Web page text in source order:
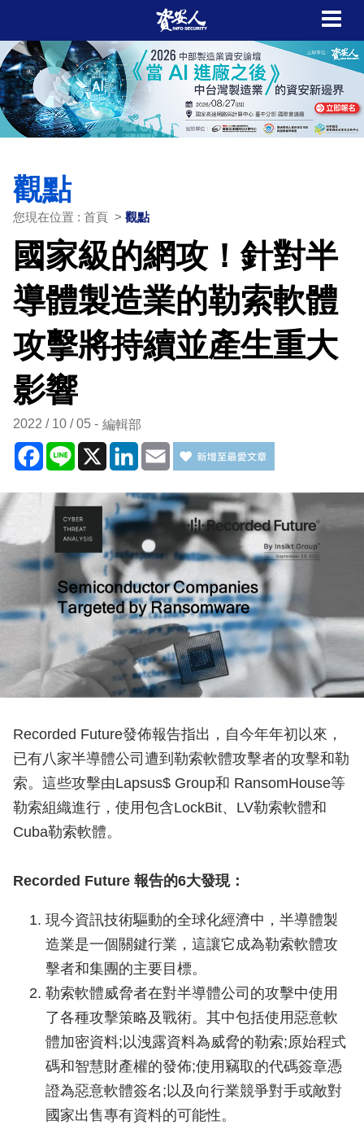
觀點
您現在位置 : 首頁 > 觀點
國家級的網攻！針對半
導體製造業的勒索軟體
攻擊將持續並產生重大
影響
2022 / 10 / 05 編輯部
Facebook
Line X LinkedIn
Email
Recorded Future發佈報告指出，自今年年初以來，
已有八家半導體公司遭到勒索軟體攻擊者的攻擊和勒
索。這些攻擊由Lapsus$ Group和 RansomHouse等
勒索組織進行，使用包含LockBit、LV勒索軟體和
Cuba勒索軟體。
Recorded Future 報告的6大發現：
現今資訊技術驅動的全球化經濟中，半導體製
造業是一個關鍵行業，這讓它成為勒索軟體攻
擊者和集團的主要目標。
勒索軟體威脅者在對半導體公司的攻擊中使用
了各種攻擊策略及戰術。其中包括使用惡意軟
體加密資料;以洩露資料為威脅的勒索;原始程式
碼和智慧財產權的發佈;使用竊取的代碼簽章憑
證為惡意軟體簽名;以及向行業競爭對手或敵對
國家出售專有資料的可能性。